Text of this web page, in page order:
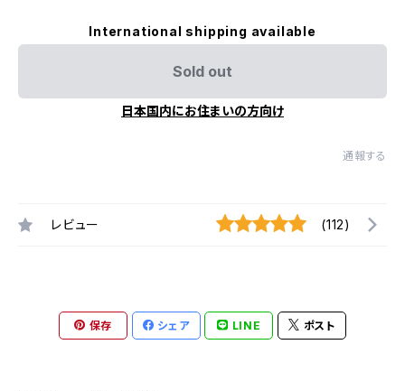
International shipping available
Sold out
日本国内にお住まいの方向け
通報する
レビュー (112)
保存 シェア LINE ポスト